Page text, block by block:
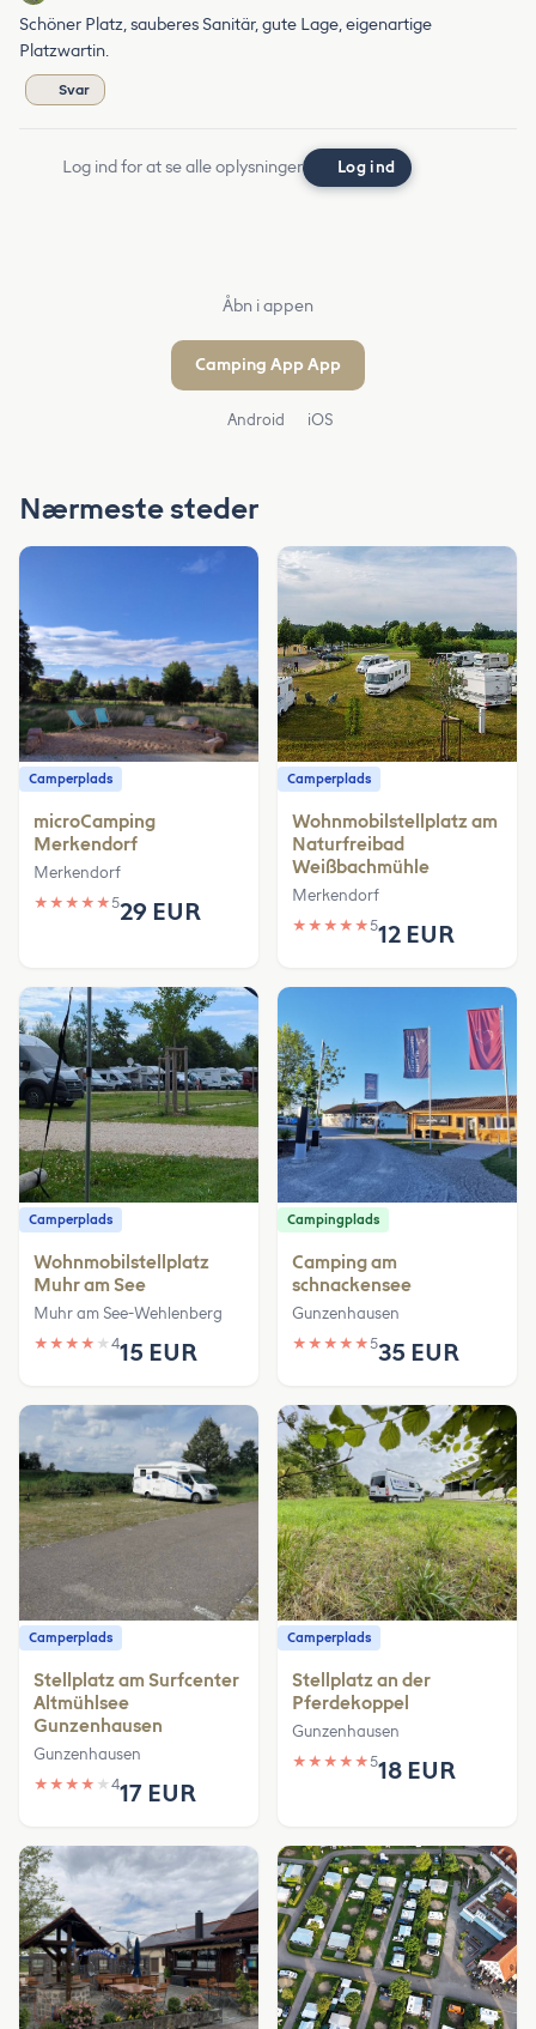
Schöner Platz, sauberes Sanitär, gute Lage, eigenartige
Platzwartin.
Svar
Log ind for at se alle oplysninger Log ind
Åbn i appen
Camping App App
Android iOS
Nærmeste steder
Camperplads
microCamping
Merkendorf
Merkendorf
★ ★ ★ ★ ★529 EUR
Camperplads
Wohnmobilstellplatz am
Naturfreibad
Weißbachmühle
Merkendorf
★ ★ ★ ★ ★512 EUR
Camperplads
Wohnmobilstellplatz
Muhr am See
Muhr am See-Wehlenberg
★ ★ ★ ★ ★ 415 EUR
Campingplads
Camping am
schnackensee
Gunzenhausen
★ ★ ★ ★ ★535 EUR
Camperplads
Stellplatz am Surfcenter
Altmühlsee
Gunzenhausen
Gunzenhausen
★ ★ ★ ★ ★ 417 EUR
Camperplads
Stellplatz an der
Pferdekoppel
Gunzenhausen
★ ★ ★ ★ ★518 EUR